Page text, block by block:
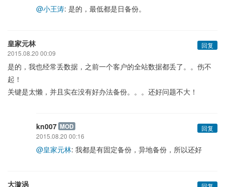
@小王涛: 是的，最低都是日备份。
皇家元林
回复
2015.08.20 00:09
是的，我也经常丢数据，之前一个客户的全站数据都丢了。。伤不
起！
关键是太懒，并且实在没有好办法备份。。。还好问题不大！
kn007 MOD
回复
2015.08.20 00:16
@皇家元林: 我都是有固定备份，异地备份，所以还好
大漩涡